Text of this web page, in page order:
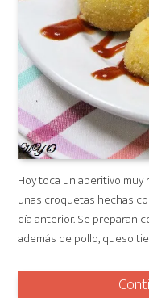
Hoy toca un aperitivo
unas croquetas hechas
día anterior. Se preparan
además de pollo, queso